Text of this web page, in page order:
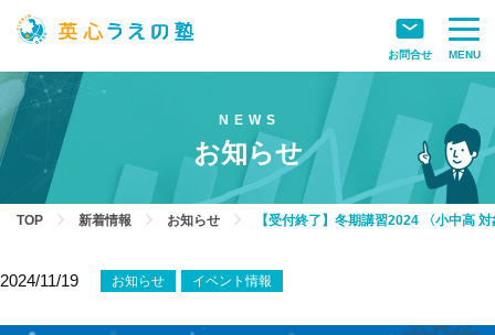
MENU
お問合せ
お知らせ
TOP 新着情報 お知らせ 【受付終了】冬期講習2024 〈小中高
2024/11/19 お知らせ イベント情報